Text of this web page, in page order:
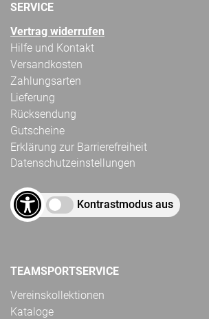
SERVICE
Vertrag widerrufen
Hilfe und Kontakt
Versandkosten
Zahlungsarten
Lieferung
Rücksendung
Gutscheine
Erklärung zur Barrierefreiheit
Datenschutzeinstellungen
Kontrastmodus aus
TEAMSPORTSERVICE
Vereinskollektionen
Kataloge